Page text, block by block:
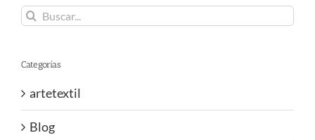
Buscar:
Categorías
artetextil
Blog